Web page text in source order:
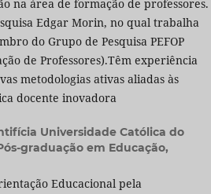
na área de formação de professores.
Edgar Morin, no qual trabalha
do Grupo de Pesquisa PEFOP
de Professores).Têm experiência
metodologias ativas aliadas às
docente inovadora
Universidade Católica do
graduação em Educação,
Educacional pela